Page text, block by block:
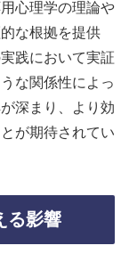
心理学の理論や
な根拠を提供
践において実証
な関係性によっ
深まり、より効
が期待されてい
る影響